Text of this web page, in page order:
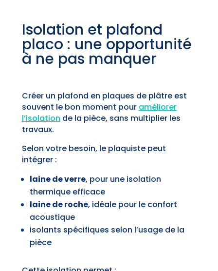
Isolation et plafond
placo : une opportunité
à ne pas manquer
Créer un plafond en plaques de plâtre est
souvent le bon moment pour améliorer
l’isolation de la pièce, sans multiplier les
travaux.
Selon votre besoin, le plaquiste peut
intégrer :
laine de verre, pour une isolation
thermique efficace
laine de roche, idéale pour le confort
acoustique
isolants spécifiques selon l’usage de la
pièce